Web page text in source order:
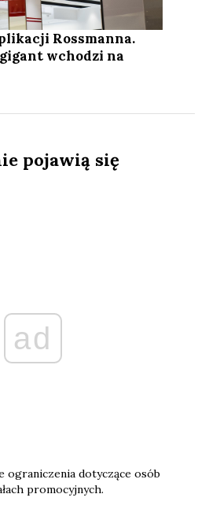
Rossmanna.
wchodzi na
pojawią się
ad
dotyczące osób
promocyjnych.